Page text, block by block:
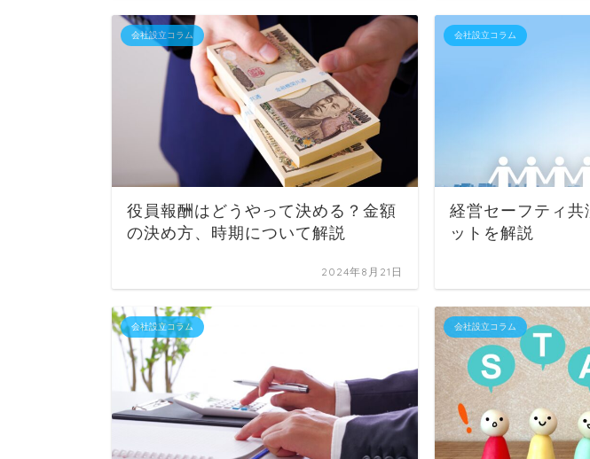
会社設立コラム
役員報酬はどうやって決める？金額
の決め方、時期について解説
2024年8月21日
会社設立コラム
経営セーフティ共
ットを解説
会社設立コラム 会社設立コラム